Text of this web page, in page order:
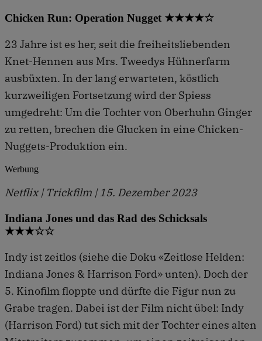
Chicken Run: Operation Nugget ★★★★☆
23 Jahre ist es her, seit die freiheitsliebenden
Knet-Hennen aus Mrs. Tweedys Hühnerfarm
ausbüxten. In der lang erwarteten, köstlich
kurzweiligen Fortsetzung wird der Spiess
umgedreht: Um die Tochter von Oberhuhn Ginger
zu retten, brechen die Glucken in eine Chicken-
Nuggets-Produktion ein.
Werbung
Netflix | Trickfilm | 15. Dezember 2023
Indiana Jones und das Rad des Schicksals
★★★☆☆
Indy ist zeitlos (siehe die Doku «Zeitlose Helden:
Indiana Jones & Harrison Ford» unten). Doch der
5. Kinofilm floppte und dürfte die Figur nun zu
Grabe tragen. Dabei ist der Film nicht übel: Indy
(Harrison Ford) tut sich mit der Tochter eines alten